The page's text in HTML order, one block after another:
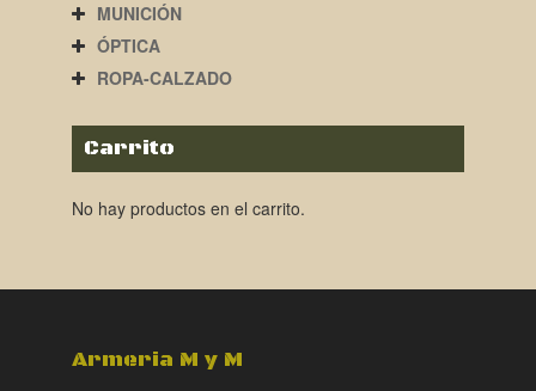
MUNICIÓN
ÓPTICA
ROPA-CALZADO
Carrito
No hay productos en el carrito.
Armeria M y M